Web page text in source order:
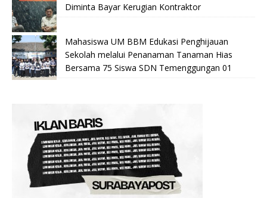
Diminta Bayar Kerugian Kontraktor
Mahasiswa UM BBM Edukasi Penghijauan
Sekolah melalui Penanaman Tanaman Hias
Bersama 75 Siswa SDN Temenggungan 01